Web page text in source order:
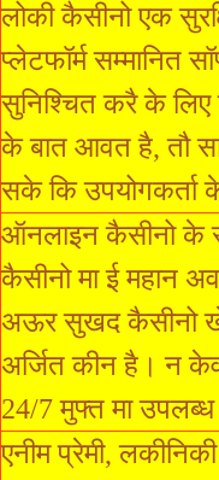
लोकी कैसीनो एक
प्लेटफॉर्म सम्मानित
सुनिश्चित करै के
के बात आवत है, तौ
सके कि उपयोगकर्ता
ऑनलाइन कैसीनो के
कैसीनो मा ई महान
अऊर सुखद कैसीनो
अर्जित कीन है। न
24/7 मुफ्त मा
एनीम प्रेमी,